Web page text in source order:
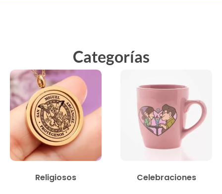
Categorías
Religiosos Celebraciones